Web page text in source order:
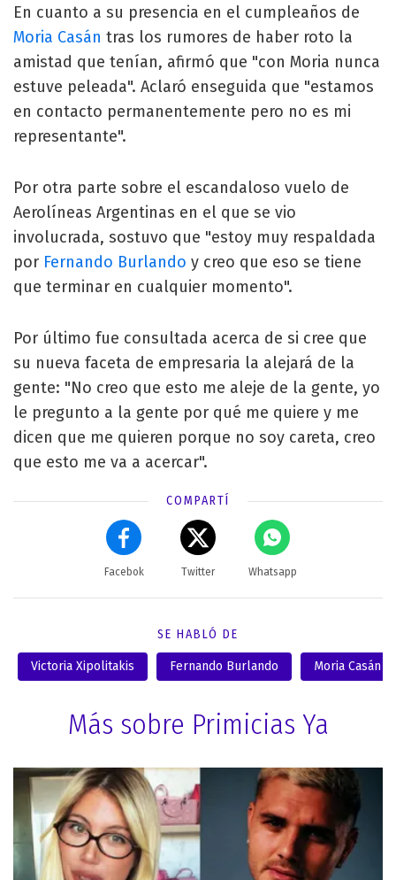
En cuanto a su presencia en el cumpleaños de
Moria Casán tras los rumores de haber roto la
amistad que tenían, afirmó que "con Moria nunca
estuve peleada". Aclaró enseguida que "estamos
en contacto permanentemente pero no es mi
representante".
Por otra parte sobre el escandaloso vuelo de
Aerolíneas Argentinas en el que se vio
involucrada, sostuvo que "estoy muy respaldada
por Fernando Burlando y creo que eso se tiene
que terminar en cualquier momento".
Por último fue consultada acerca de si cree que
su nueva faceta de empresaria la alejará de la
gente: "No creo que esto me aleje de la gente, yo
le pregunto a la gente por qué me quiere y me
dicen que me quieren porque no soy careta, creo
que esto me va a acercar".
COMPARTÍ
Facebok Twitter Whatsapp
SE HABLÓ DE
Victoria Xipolitakis Fernando Burlando Moria Casán
Más sobre Primicias Ya